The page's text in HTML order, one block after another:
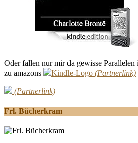
Oder fallen nur mir da gewisse
zu amazons
Kindle-Logo
Frl. Bücherkram